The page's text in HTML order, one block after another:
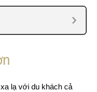
lạ với du khách cả